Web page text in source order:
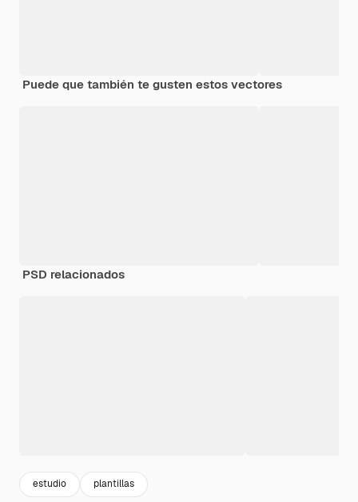
Puede que también te gusten estos vectores
PSD relacionados
estudio plantillas